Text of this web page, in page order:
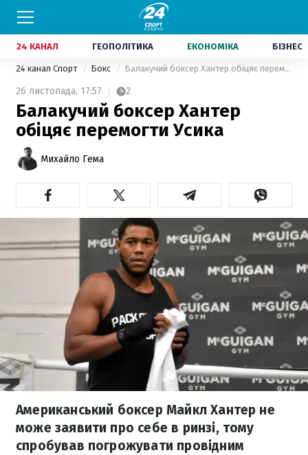
24 КАНАЛ ГЕОПОЛІТИКА ЕКОНОМІКА БІЗНЕС
24 канал Спорт Бокс Балакучий боксер Хантер обіцяє перемогти Усика
26 листопада, 17:57 2
Балакучий боксер Хантер
обіцяє перемогти Усика
Михайло Гема
Американський боксер Майкл Хантер не
може заявити про себе в ринзі, тому
спробував погрожувати провідним